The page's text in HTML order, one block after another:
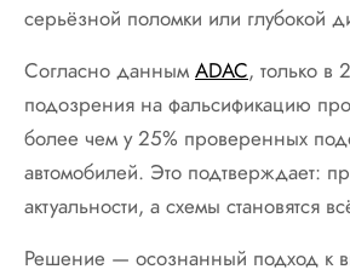
серьёзной поломки или глубокой
Согласно данным ADAC, только в
подозрения на фальсификацию
более чем у 25% проверенных
автомобилей. Это подтверждает:
актуальности, а схемы становятся
Решение — осознанный подход к